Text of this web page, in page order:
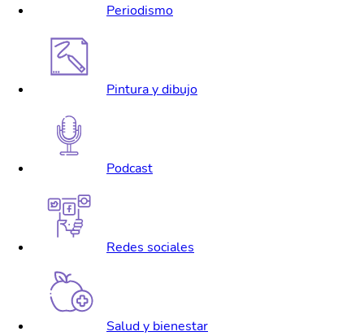
Periodismo
Pintura y dibujo
Podcast
Redes sociales
Salud y bienestar